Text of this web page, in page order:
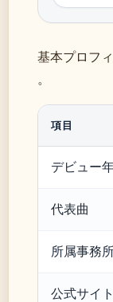
基本プロフ
。
項目
デビュー
代表曲
所属事務
公式サイト